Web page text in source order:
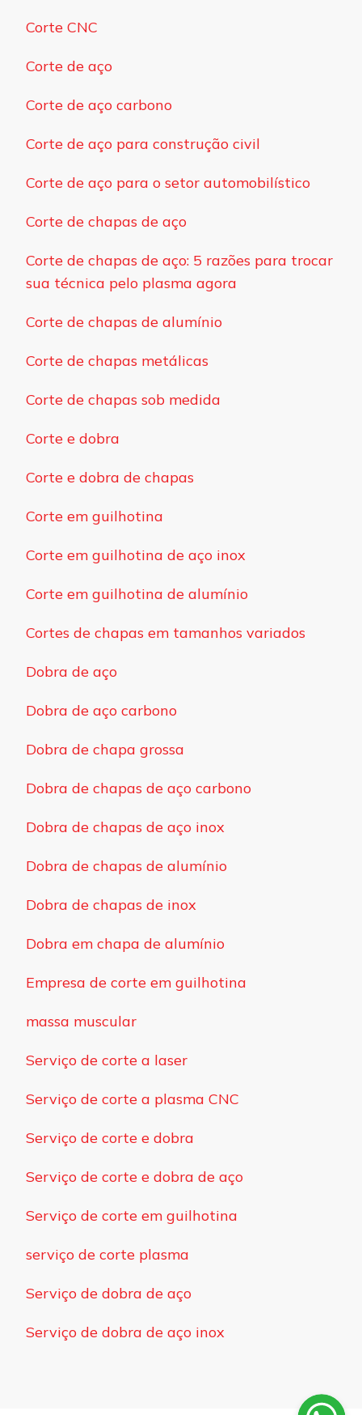
Corte CNC
Corte de aço
Corte de aço carbono
Corte de aço para construção civil
Corte de aço para o setor automobilístico
Corte de chapas de aço
Corte de chapas de aço: 5 razões para trocar
sua técnica pelo plasma agora
Corte de chapas de alumínio
Corte de chapas metálicas
Corte de chapas sob medida
Corte e dobra
Corte e dobra de chapas
Corte em guilhotina
Corte em guilhotina de aço inox
Corte em guilhotina de alumínio
Cortes de chapas em tamanhos variados
Dobra de aço
Dobra de aço carbono
Dobra de chapa grossa
Dobra de chapas de aço carbono
Dobra de chapas de aço inox
Dobra de chapas de alumínio
Dobra de chapas de inox
Dobra em chapa de alumínio
Empresa de corte em guilhotina
massa muscular
Serviço de corte a laser
Serviço de corte a plasma CNC
Serviço de corte e dobra
Serviço de corte e dobra de aço
Serviço de corte em guilhotina
serviço de corte plasma
Serviço de dobra de aço
Serviço de dobra de aço inox